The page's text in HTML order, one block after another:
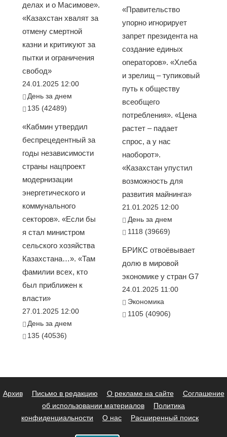
делах и о Масимове».
«Казахстан хвалят за
отмену смертной
казни и критикуют за
пытки и ограничения
свобод»
24.01.2025 12:00
День за днем
135 (42489)
«Кабмин утвердил
беспрецедентный за
годы независимости
страны нацпроект
модернизации
энергетического и
коммунального
секторов». «Если бы
я стал министром
сельского хозяйства
Казахстана…». «Там
фамилии всех, кто
был приближен к
власти»
27.01.2025 12:00
День за днем
135 (40536)
«Правительство
упорно игнорирует
запрет президента на
создание единых
операторов». «Хлеба
и зрелищ – тупиковый
путь к обществу
всеобщего
потребления». «Цена
растет – падает
спрос, а у нас
наоборот».
«Казахстан упустил
возможность для
развития майнинга»
21.01.2025 12:00
День за днем
1118 (39669)
БРИКС отвоёвывает
долю в мировой
экономике у стран G7
24.01.2025 11:00
Экономика
1105 (40906)
Архив Письмо в редакцию О рекламе на сайте
Соглашение
об использовании материалов
Политика
конфиденциальности
О нас Расширенный поиск